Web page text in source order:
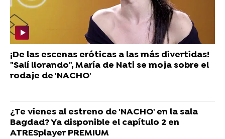
¡De las escenas eróticas a las más divertidas!
"Salí llorando", María de Nati se moja sobre el
rodaje de 'NACHO'
¿Te vienes al estreno de 'NACHO' en la sala
Bagdad? Ya disponible el capítulo 2 en
ATRESplayer PREMIUM